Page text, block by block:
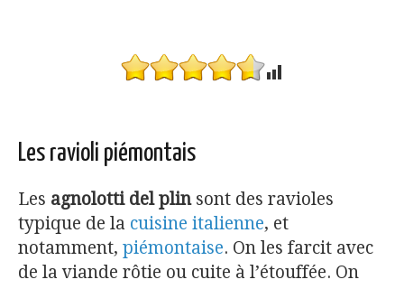
Les ravioli piémontais
Les agnolotti del plinsont des ravioles
typique de la cuisine italienne, et
notamment, piémontaise. On les farcit avec
de la viande rôtie ou cuite à l’étouffée. On